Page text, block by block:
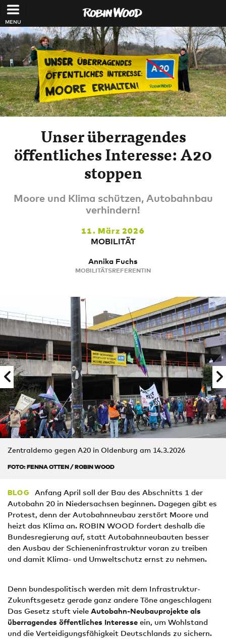
Direkt zum Inhalt
Unser überragendes
öffentliches Interesse: A20
stoppen
Moore und Klima schützen, Autobahnbau
verhindern!
11. März 2026
MOBILITÄT
Annika Fuchs
MOBILITÄTSREFERENTIN
Zentraldemo gegen A20 in Oldenburg am 14.3.2026
FOTO: FENNA OTTEN / ROBIN WOOD
BLOG
Anfang April soll der Bau des Abschnitts 1 der
Autobahn 20 in Niedersachsen beginnen. Dagegen gibt es
Protest, denn der Autobahnneubau zerstört Moore und
heizt das Klima an. ROBIN WOOD fordert deshalb die
Bundesregierung auf, statt Autobahnneubauten besser
den Ausbau der Schieneninfrastruktur voran zu treiben
und damit Klima- und Umweltschutz ernst zu nehmen.
Denn bundespolitisch werden mit dem Infrastruktur-
Zukunftsgesetz gerade ganz andere Töne angeschlagen:
Das Gesetz stuft viele Autobahn-Neubauprojekte als
überragendes öffentliches Interesse ein, um Wohlstand
und die Verteidigungsfähigkeit Deutschlands zu sichern.